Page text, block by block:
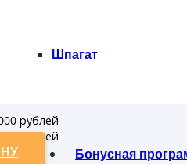
Шпагат
Бонусная
СКЛЕЕННАЯ КРАФТ 460 МЛ
рублей
рублей